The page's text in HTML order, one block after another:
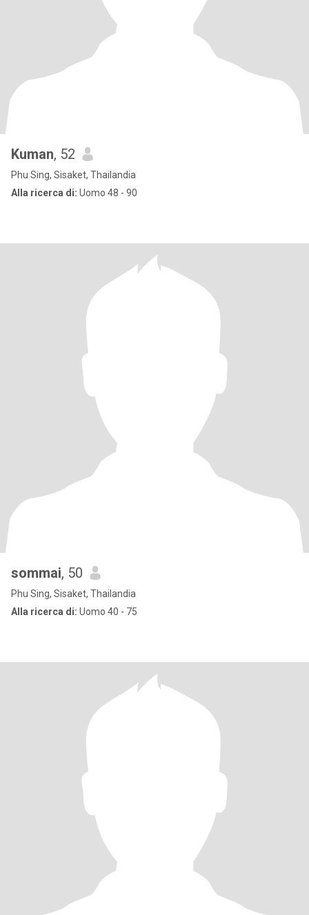
Kuman, 52
Phu Sing, Sisaket, Thailandia
Alla ricerca di: Uomo 48 - 90
sommai, 50
Phu Sing, Sisaket, Thailandia
Alla ricerca di: Uomo 40 - 75